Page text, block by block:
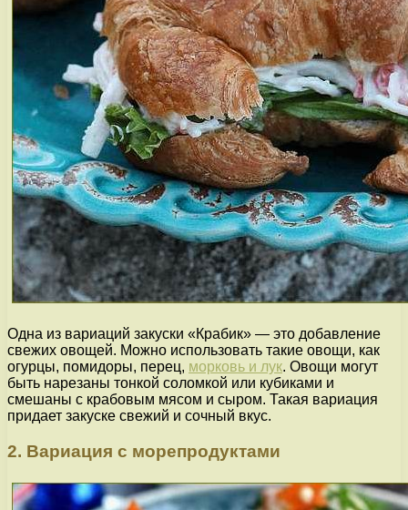
Одна из вариаций закуски «Крабик» — это добавление
свежих овощей. Можно использовать такие овощи, как
огурцы, помидоры, перец, морковь и лук. Овощи могут
быть нарезаны тонкой соломкой или кубиками и
смешаны с крабовым мясом и сыром. Такая вариация
придает закуске свежий и сочный вкус.
2. Вариация с морепродуктами